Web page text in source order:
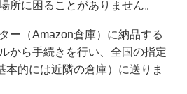
所に困ることがありません。
ー（Amazon倉庫）に納品する
から手続きを行い、全国の指定
本的には近隣の倉庫）に送りま